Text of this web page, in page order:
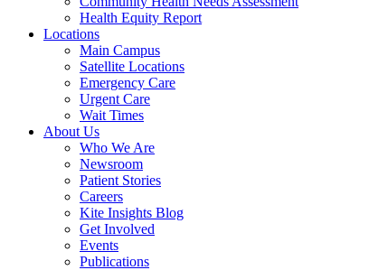
Health Equity Report
Locations
Main Campus
Satellite Locations
Emergency Care
Urgent Care
Wait Times
About Us
Who We Are
Newsroom
Patient Stories
Careers
Kite Insights Blog
Get Involved
Events
Publications